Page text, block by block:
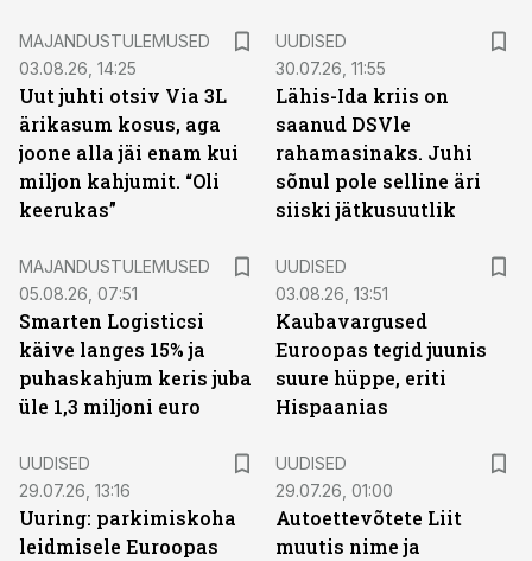
MAJANDUSTULEMUSED
03.08.26, 14:25
Uut juhti otsiv Via 3L
ärikasum kosus, aga
joone alla jäi enam kui
miljon kahjumit. “Oli
keerukas”
UUDISED
30.07.26, 11:55
Lähis-Ida kriis on
saanud DSVle
rahamasinaks. Juhi
sõnul pole selline äri
siiski jätkusuutlik
MAJANDUSTULEMUSED
05.08.26, 07:51
Smarten Logisticsi
käive langes 15% ja
puhaskahjum keris juba
üle 1,3 miljoni euro
UUDISED
03.08.26, 13:51
Kaubavargused
Euroopas tegid juunis
suure hüppe, eriti
Hispaanias
UUDISED
29.07.26, 13:16
Uuring: parkimiskoha
leidmisele Euroopas
UUDISED
29.07.26, 01:00
Autoettevõtete Liit
muutis nime ja